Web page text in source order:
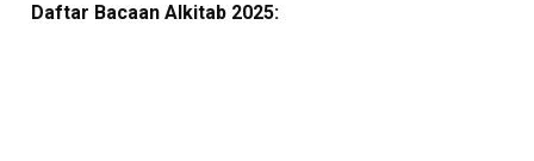
Daftar Bacaan Alkitab 2025: